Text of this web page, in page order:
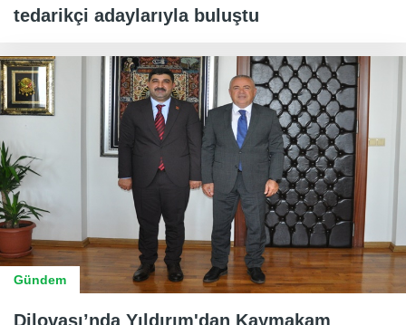
tedarikçi adaylarıyla buluştu
Gündem
Dilovası’nda Yıldırım'dan Kaymakam